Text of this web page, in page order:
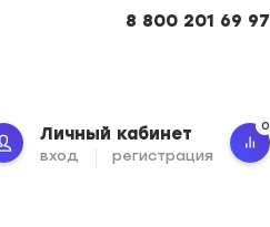
8 800 201 69 97
Личный кабинет
вход регистрация
0